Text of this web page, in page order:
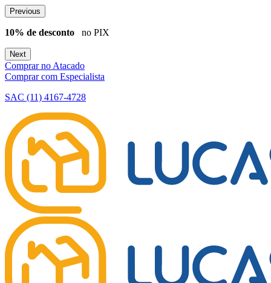
Previous
10% de desconto no PIX
Next
Comprar no Atacado
Comprar com Especialista
SAC (11) 4167-4728